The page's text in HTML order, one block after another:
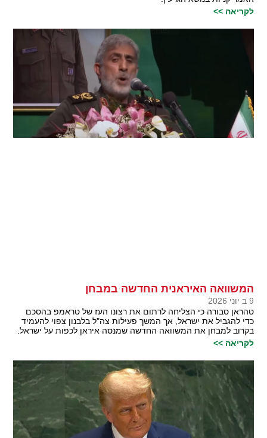
לקריאה >>
המשוואה האיראנית החדשה במבחן
9 ב יוני 2026
טהראן סבורה כי הצליחה לרתום את רצונו העז של טראמפ בהסכם
כדי להגביל את ישראל, אך המשך פעילות צה"ל בלבנון צפוי להעמיד
בקרוב למבחן את המשוואה החדשה שמנסה איראן לכפות על ישראל.
לקריאה >>